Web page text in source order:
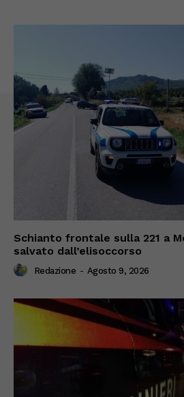
Schianto frontale sulla 221 a
salvato dall’elisoccorso
Redazione - Agosto 9, 2026